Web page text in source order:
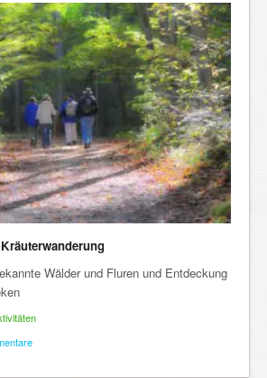
Wälder und Fluren und Entdeckung